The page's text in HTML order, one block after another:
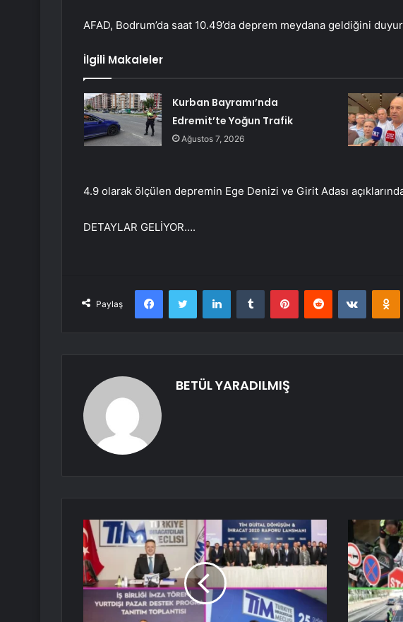
AFAD, Bodrum’da saat 10.49’da deprem meydana geldiğini
İlgili Makaleler
Kurban Bayramı’nda
Edremit’te Yoğun Trafik
Ağustos 7, 2026
4.9 olarak ölçülen depremin Ege Denizi ve Girit Adası
DETAYLAR GELİYOR….
Paylaş
FacebookTwitter LinkedInTumblr PinterestReddit
BETÜL YARADILMIŞ